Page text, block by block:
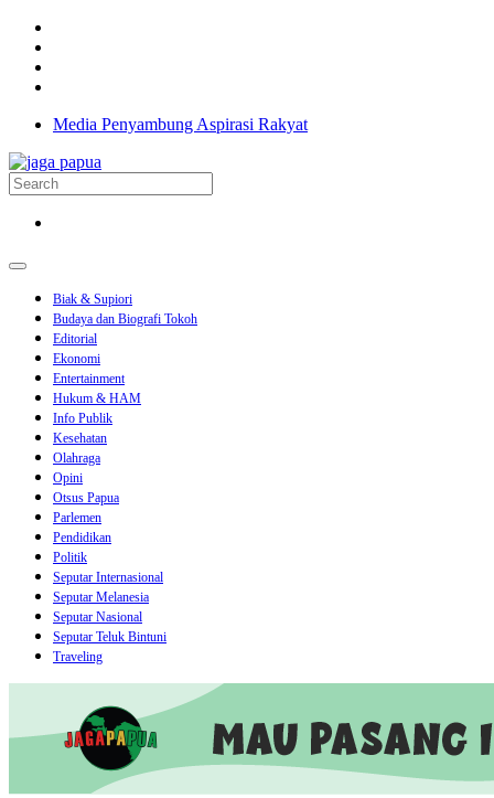
Media Penyambung Aspirasi Rakyat
Biak & Supiori
Budaya dan Biografi Tokoh
Editorial
Ekonomi
Entertainment
Hukum & HAM
Info Publik
Kesehatan
Olahraga
Opini
Otsus Papua
Parlemen
Pendidikan
Politik
Seputar Internasional
Seputar Melanesia
Seputar Nasional
Seputar Teluk Bintuni
Traveling